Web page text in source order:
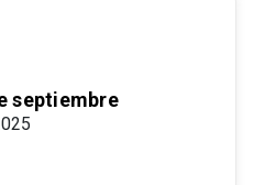
septiembre